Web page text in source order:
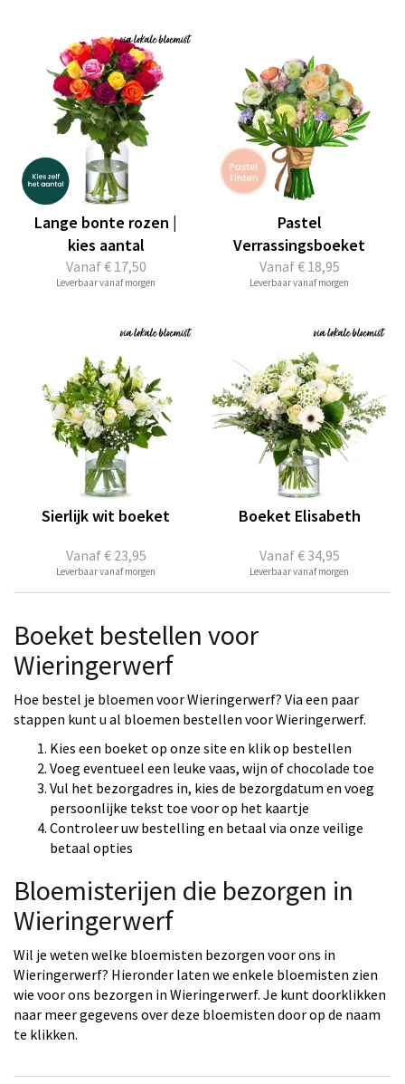
Vanaf€ 17,50
Lange bonte rozen |
kies aantal
Leverbaar vanaf morgen
Vanaf€ 18,95
Pastel
Verrassingsboeket
Leverbaar vanaf morgen
Vanaf€ 23,95
Sierlijk wit boeket
Leverbaar vanaf morgen
Vanaf€ 34,95
Boeket Elisabeth
Leverbaar vanaf morgen
Boeket bestellen voor
Wieringerwerf
Hoe bestel je bloemen voor Wieringerwerf? Via een paar
stappen kunt u al bloemen bestellen voor Wieringerwerf.
Kies een boeket op onze site en klik op bestellen
Voeg eventueel een leuke vaas, wijn of chocolade toe
Vul het bezorgadres in, kies de bezorgdatum en voeg
persoonlijke tekst toe voor op het kaartje
Controleer uw bestelling en betaal via onze veilige
betaal opties
Bloemisterijen die bezorgen in
Wieringerwerf
Wil je weten welke bloemisten bezorgen voor ons in
Wieringerwerf? Hieronder laten we enkele bloemisten zien
wie voor ons bezorgen in Wieringerwerf. Je kunt doorklikken
naar meer gegevens over deze bloemisten door op de naam
te klikken.